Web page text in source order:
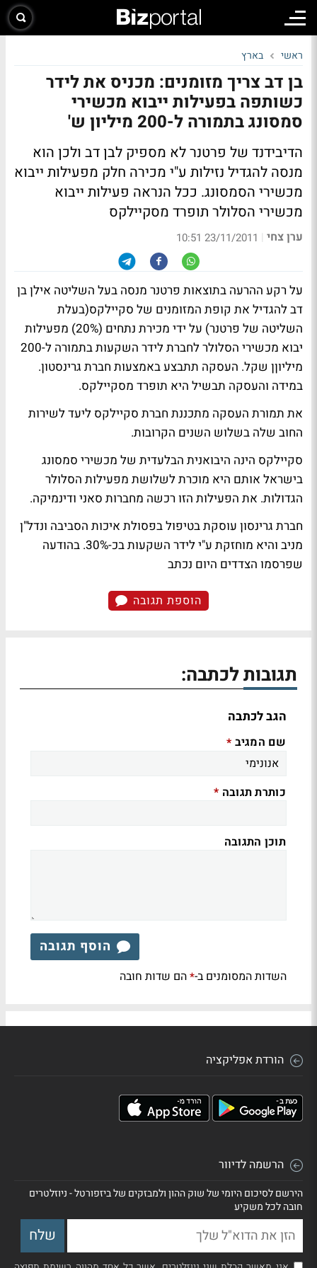
ראשי בארץ
בן דב צריך מזומנים: מכניס את לידר
כשותפה בפעילות ייבוא מכשירי
סמסונג בתמורה ל-200 מיליון ש'
הדיבידנד של פרטנר לא מספיק לבן דב ולכן הוא
מנסה להגדיל נזילות ע"י מכירה חלק מפעילות ייבוא
מכשירי הסמסונג. ככל הנראה פעילות ייבוא
מכשירי הסלולר תופרד מסקיילקס
ערן צחי |
23/11/2011 10:51
על רקע ההרעה בתוצאות פרטנר מנסה בעל השליטה אילן בן
דב להגדיל את קופת המזומנים של סקיילקס(בעלת
השליטה של פרטנר) על ידי מכירת נתחים (20%) מפעילות
יבוא מכשירי הסלולר לחברת לידר השקעות בתמורה ל-200
מיליוןן שקל. העסקה תתבצע באמצעות חברת גרינסטון.
במידה והעסקה תבשיל היא תופרד מסקיילקס.
את תמורת העסקה מתכננת חברת סקיילקס ליעד לשירות
החוב שלה בשלוש השנים הקרובות.
סקיילקס הינה היבואנית הבלעדית של מכשירי סמסונג
בישראל אותם היא מוכרת לשלושת מפעילות הסלולר
הגדולות. את הפעילות הזו רכשה מחברות סאני ודינמיקה.
חברת גרינסון עוסקת בטיפול בפסולת איכות הסביבה ונדל"ן
מניב והיא מוחזקת ע"י לידר השקעות בכ-30%. בהודעה
שפרסמו הצדדים היום נכתב
הוספת תגובה
תגובות לכתבה:
הגב לכתבה
שם המגיב *
כותרת תגובה *
תוכן התגובה
הוסף תגובה
השדות המסומנים ב-*הם שדות חובה
הורדת אפליקציה
הרשמה לדיוור
הירשם לסיכום היומי של שוק ההון ולמבזקים של ביזפורטל - ניוזלטרים
חובה לכל משקיע